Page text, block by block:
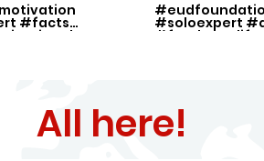
#facts #soloexpert
#freelancelife
All here!